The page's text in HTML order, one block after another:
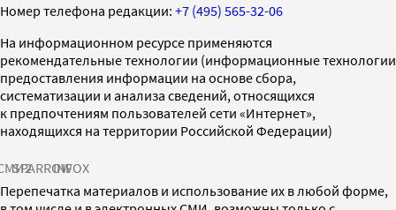
Номер телефона редакции: +7 (495) 565-32-06
На информационном ресурсе применяются
рекомендательные технологии (информационные технологии
предоставления информации на основе сбора,
систематизации и анализа сведений, относящихся
к предпочтениям пользователей сети «Интернет»,
находящихся на территории Российской Федерации)
SPARROWINFOX
Перепечатка материалов и использование их в любой форме,